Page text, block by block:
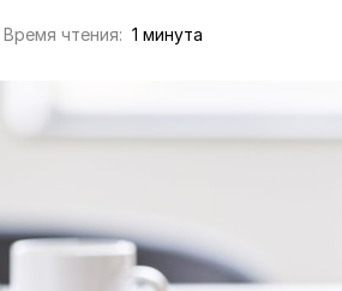
Время чтения: 1 минута